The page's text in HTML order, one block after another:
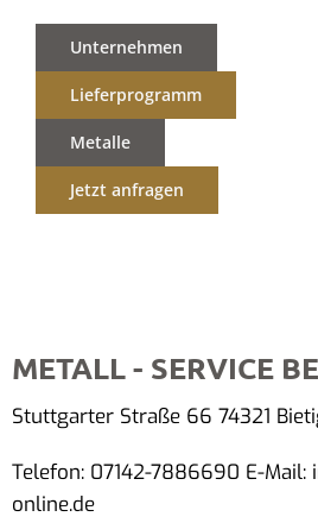
Unternehmen
Lieferprogramm
Metalle
Jetzt anfragen
METALL - SERVICE
Stuttgarter Straße 66 74321
Telefon: 07142-7886690 E-Mail:
online.de